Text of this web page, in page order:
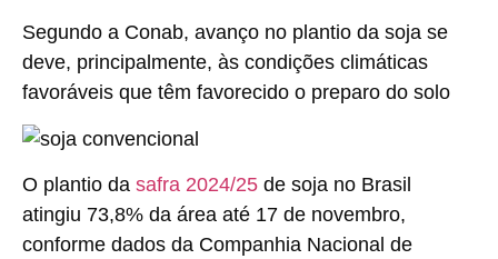
Segundo a Conab, avanço no plantio da soja se
deve, principalmente, às condições climáticas
favoráveis que têm favorecido o preparo do solo
O plantio da safra 2024/25 de soja no Brasil
atingiu 73,8% da área até 17 de novembro,
conforme dados da Companhia Nacional de